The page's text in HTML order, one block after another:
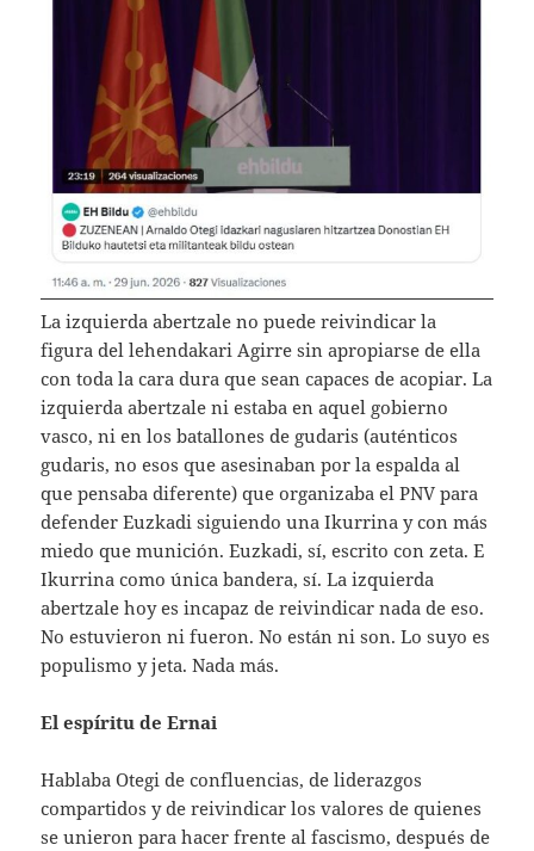
La izquierda abertzale no puede reivindicar la
figura del lehendakari Agirre sin apropiarse de ella
con toda la cara dura que sean capaces de acopiar. La
izquierda abertzale ni estaba en aquel gobierno
vasco, ni en los batallones de gudaris (auténticos
gudaris, no esos que asesinaban por la espalda al
que pensaba diferente) que organizaba el PNV para
defender Euzkadi siguiendo una Ikurrina y con más
miedo que munición. Euzkadi, sí, escrito con zeta. E
Ikurrina como única bandera, sí. La izquierda
abertzale hoy es incapaz de reivindicar nada de eso.
No estuvieron ni fueron. No están ni son. Lo suyo es
populismo y jeta. Nada más.
El espíritu de Ernai
Hablaba Otegi de confluencias, de liderazgos
compartidos y de reivindicar los valores de quienes
se unieron para hacer frente al fascismo, después de